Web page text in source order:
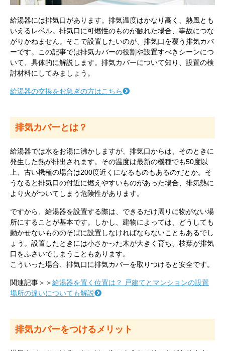
給湯器には排気口があります。排気温度はかなり高く、熱風とも
いえるレベル。排気口に可燃性のものが触れた場合、事故につな
がりかねません。そこで設置したいのが、排気口を覆う排気カバ
ーです。この記事では排気カバーの役割や設置すべきシーンにつ
いて、具体的に解説します。排気カバーについて知り、設置の検
討材料にしてみましょう。
給湯器の交換をお急ぎの方はこちら
排気カバーとは？
給湯器では水をお湯に沸かしますが、排気口からは、そのときに
発生した熱が排出されます。その温度は最新の機種でも50度以
上、古い機種の場合は200度近くになるものもあるのだとか。そ
うなると排気口の付近に燃えやすいものがあった場合、排気熱に
より火がついてしまう危険性があります。
ですから、給湯器を設置する際は、できるだけ周りに物がない場
所にすることが基本です。しかし、建物によっては、どうしても
動かせないもののそばに設置しなければならないこともあるでし
ょう。設置したときには小さかった木が大きく育ち、枝葉が排気
口をふさいでしまうこともあります。
こういった場合、排気口に排気カバーを取りつけると安全です。
関連記事＞＞給湯器を置く位置は？ 戸建てとマンションの設置
場所の違いについても解説
排気カバーをつけるメリット